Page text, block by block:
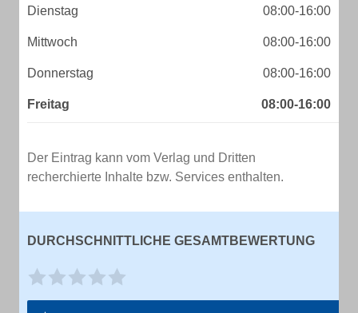
Dienstag 08:00-16:00
Mittwoch 08:00-16:00
Donnerstag 08:00-16:00
Freitag 08:00-16:00
Der Eintrag kann vom Verlag und Dritten
recherchierte Inhalte bzw. Services enthalten.
DURCHSCHNITTLICHE GESAMTBEWERTUNG